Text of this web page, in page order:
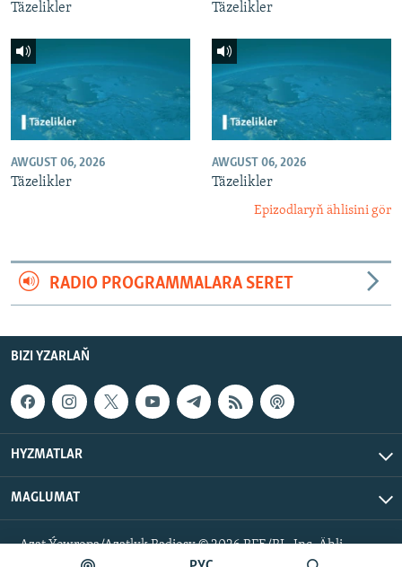
Täzelikler Täzelikler
AWGUST 06, 2026
Täzelikler
AWGUST 06, 2026
Täzelikler
Epizodlaryň ählisini gör
RADIO PROGRAMMALARA SERET
BIZI YZARLAŇ
HYZMATLAR
MAGLUMAT
Azat Ýewropa/Azatlyk Radiosy © 2026 RFE/RL, Inc. Ähli
hukuklar goralan.